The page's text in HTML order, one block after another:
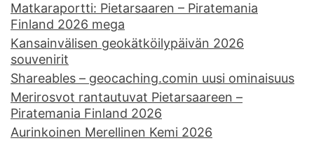
Matkaraportti: Pietarsaaren – Piratemania
Finland 2026 mega
Kansainvälisen geokätköilypäivän 2026
souvenirit
Shareables – geocaching.comin uusi ominaisuus
Merirosvot rantautuvat Pietarsaareen –
Piratemania Finland 2026
Aurinkoinen Merellinen Kemi 2026